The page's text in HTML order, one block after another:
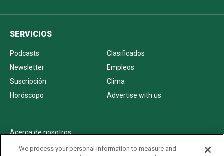
SERVICIOS
Podcasts
Clasificados
Newsletter
Empleos
Suscripción
Clima
Horóscopo
Advertise with us
Acerca de nosotros
Politica de privacidad
We process your personal information to measure and